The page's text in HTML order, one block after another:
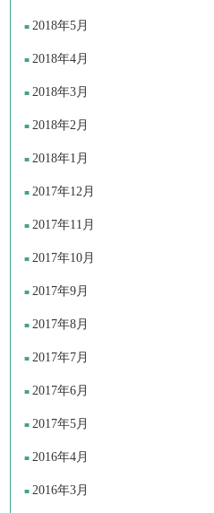
2018年5月
2018年4月
2018年3月
2018年2月
2018年1月
2017年12月
2017年11月
2017年10月
2017年9月
2017年8月
2017年7月
2017年6月
2017年5月
2016年4月
2016年3月